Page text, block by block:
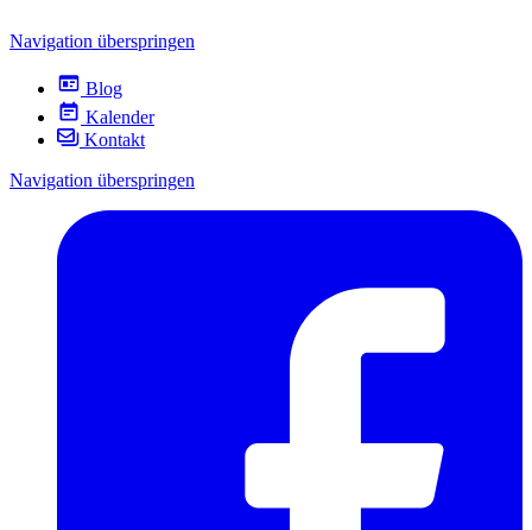
Navigation überspringen
Blog
Kalender
Kontakt
Navigation überspringen